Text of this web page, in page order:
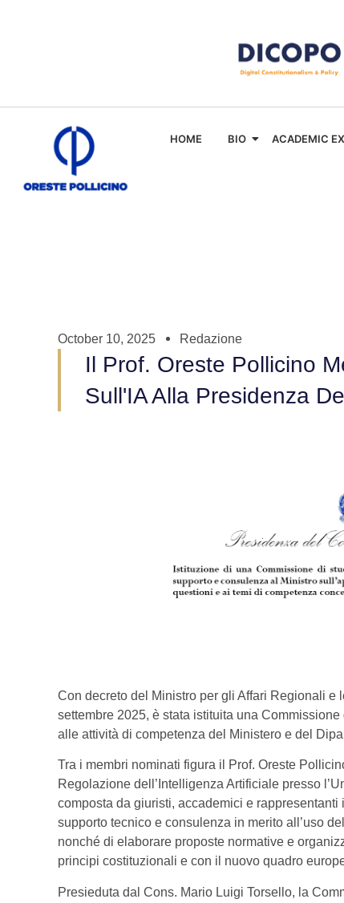
HOME BIO ACADEMIC
October 10, 2025 Redazione
Il Prof. Oreste Pollicino
Sull'IA Alla Presidenza
Con decreto del Ministro per gli Affari Regionali e
settembre 2025, è stata istituita una
alle attività di competenza del Ministero e del
Tra i membri nominati figura il Prof. Oreste
Regolazione dell’Intelligenza Artificiale presso
composta da giuristi, accademici e
supporto tecnico e consulenza in merito all’uso
nonché di elaborare proposte normative e
principi costituzionali e con il nuovo quadro
Presieduta dal Cons. Mario Luigi Torsello, la